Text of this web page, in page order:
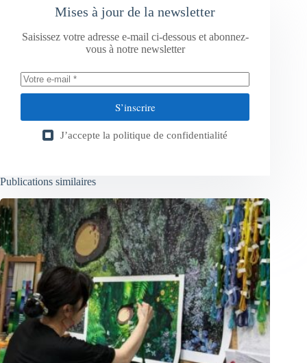
Mises à jour de la newsletter
Saisissez votre adresse e-mail ci-dessous et abonnez-
vous à notre newsletter
S’inscrire
J’accepte la politique de confidentialité
Publications similaires